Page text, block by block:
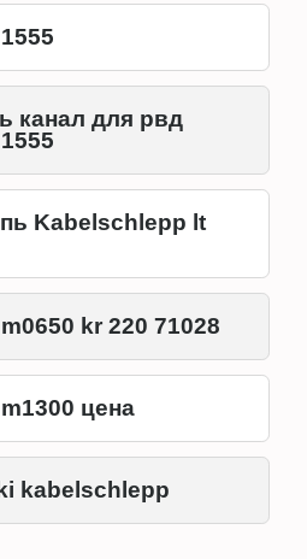
канал для рвд
Kabelschlepp lt
kr 220 71028
цена
kabelschlepp